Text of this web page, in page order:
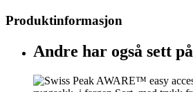
Produktinformasjon
Andre har også sett på